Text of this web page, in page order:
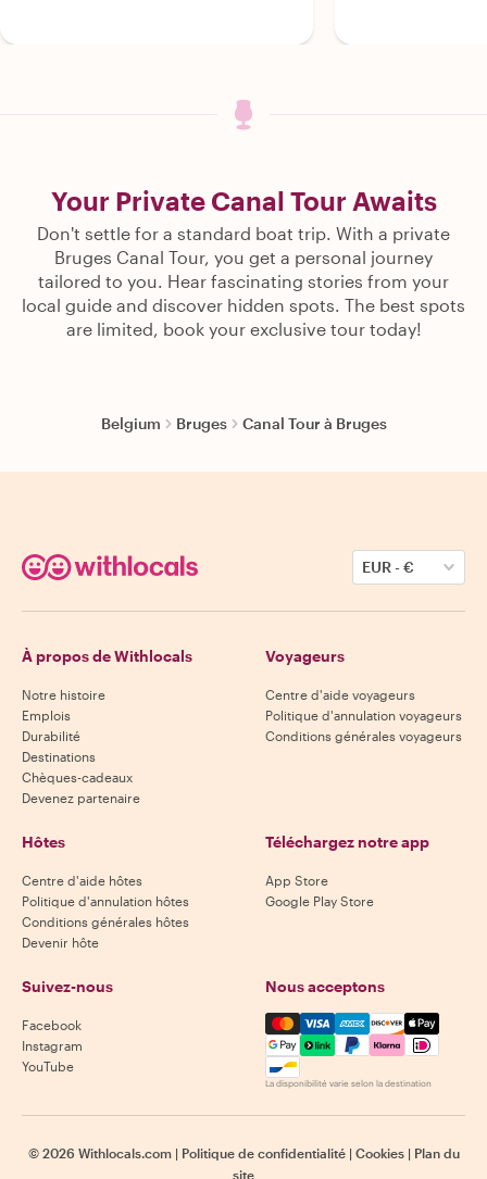
Your Private Canal Tour Awaits
Don't settle for a standard boat trip. With a private
Bruges Canal Tour, you get a personal journey
tailored to you. Hear fascinating stories from your
local guide and discover hidden spots. The best spots
are limited, book your exclusive tour today!
Belgium Bruges Canal Tour à Bruges
EUR-€
À propos de Withlocals
Notre histoire
Emplois
Durabilité
Destinations
Chèques-cadeaux
Devenez partenaire
Voyageurs
Centre d'aide voyageurs
Politique d'annulation voyageurs
Conditions générales voyageurs
Hôtes
Centre d'aide hôtes
Politique d'annulation hôtes
Conditions générales hôtes
Devenir hôte
Téléchargez notre app
App Store
Google Play Store
Suivez-nous
Facebook
Instagram
YouTube
Nous acceptons
Mastercard, Visa, Amex,
La disponibilité varie selon la destination
© 2026 Withlocals.com | Politique de confidentialité | Cookies | Plan du
site